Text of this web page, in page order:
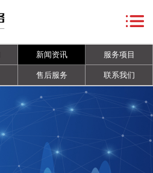
新闻资讯
服务项目
售后服务 联系我们